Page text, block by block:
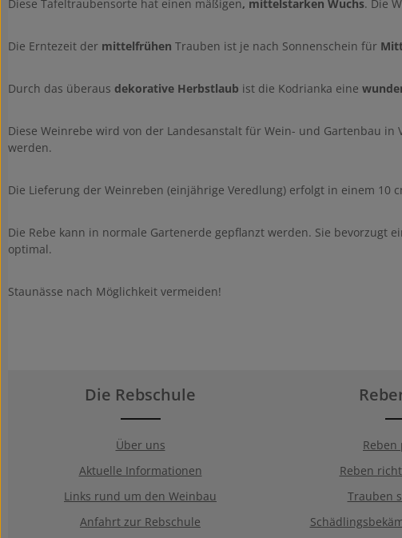
Diese Tafeltraubensorte hat einen mäßigen, mittelstarken Wuchs. Die
Die Erntezeit der mittelfrühen Trauben ist je nach Sonnenschein für
Durch das überaus dekorative Herbstlaub ist die Kodrianka eine
Diese Weinrebe wird von der Landesanstalt für Wein- und Gartenbau
werden.
Die Lieferung der Weinreben (einjährige Veredlung) erfolgt in einem 10
Die Rebe kann in normale Gartenerde gepflanzt werden. Sie bevorzugt
optimal.
Staunässe nach Möglichkeit vermeiden!
Die Rebschule
Über uns
Aktuelle Informationen
Links rund um den Weinbau
Anfahrt zur Rebschule
Reben
Reben
Trauben